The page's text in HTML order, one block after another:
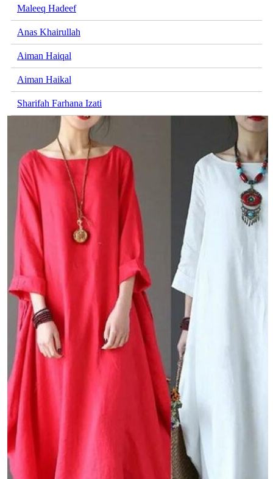
Maleeq Hadeef
Anas Khairullah
Aiman Haiqal
Aiman Haikal
Sharifah Farhana Izati